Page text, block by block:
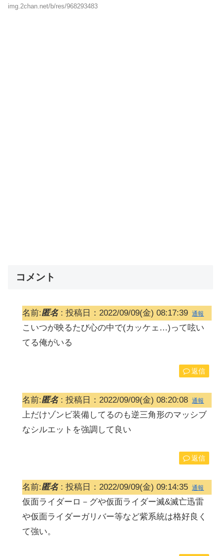
img.2chan.net/b/res/968293483
コメント
名前:匿名: 投稿日：2022/09/09(金) 08:17:39 通報
こいつが映るたび心の中で(カッケェ…)って呟い
てる俺がいる
返信
名前:匿名: 投稿日：2022/09/09(金) 08:20:08 通報
上だけゾンビ装備してるのも逆三角形のマッシブ
なシルエットを強調して良い
返信
名前:匿名: 投稿日：2022/09/09(金) 09:14:35 通報
仮面ライダーロ－グや仮面ライダー滅&滅亡迅雷
や仮面ライダーガリバー等など紫系統は格好良く
て強い。